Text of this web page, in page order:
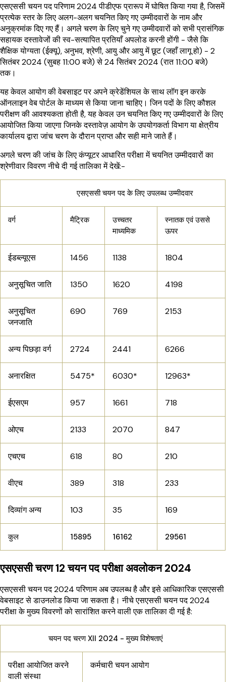
एसएससी चयन पद परिणाम 2024 पीडीएफ प्रारूप में घोषित किया गया है, जिसमें
प्रत्येक स्तर के लिए अलग-अलग चयनित किए गए उम्मीदवारों के नाम और
अनुक्रमांक दिए गए हैं। अगले चरण के लिए चुने गए उम्मीदवारों को सभी प्रासंगिक
सहायक दस्तावेजों की स्व-सत्यापित प्रतियाँ अपलोड करनी होंगी - जैसे कि
शैक्षिक योग्यता (ईक्यू), अनुभव, श्रेणी, आयु और आयु में छूट (जहाँ लागू हो) - 2
सितंबर 2024 (सुबह 11:00 बजे) से 24 सितंबर 2024 (रात 11:00 बजे)
तक।
यह केवल आयोग की वेबसाइट पर अपने क्रेडेंशियल के साथ लॉग इन करके
ऑनलाइन वेब पोर्टल के माध्यम से किया जाना चाहिए। जिन पदों के लिए कौशल
परीक्षण की आवश्यकता होती है, यह केवल उन चयनित किए गए उम्मीदवारों के लिए
आयोजित किया जाएगा जिनके दस्तावेज़ आयोग के उपयोगकर्ता विभाग या क्षेत्रीय
कार्यालय द्वारा जांच चरण के दौरान प्राप्त और सही माने जाते हैं।
अगले चरण की जांच के लिए कंप्यूटर आधारित परीक्षा में चयनित उम्मीदवारों का
श्रेणीवार विवरण नीचे दी गई तालिका में देखें:-
एसएससी चयन पद के लिए उपलब्ध उम्मीदवार
वर्ग मैट्रिक
उच्चतर
माध्यमिक
स्नातक एवं उससे
ऊपर
ईडब्ल्यूएस 1456 1138 1804
अनुसूचित जाति 1350 1620 4198
अनुसूचित
जनजाति
690 769 2153
अन्य पिछड़ा वर्ग 2724 2441 6266
अनारक्षित 5475* 6030* 12963*
ईएसएम 957 1661 718
ओएच 2133 2070 847
एचएच 618 80 210
वीएच 389 318 233
दिव्यांग अन्य 103 35 169
कुल 15895 16162 29561
एसएससी चरण 12 चयन पद परीक्षा अवलोकन 2024
एसएससी चयन पद 2024 परिणाम अब उपलब्ध है और इसे आधिकारिक एसएससी
वेबसाइट से डाउनलोड किया जा सकता है। नीचे एसएससी चयन पद 2024
परीक्षा के मुख्य विवरणों को सारांशित करने वाली एक तालिका दी गई है:
चयन पद चरण XII 2024 - मुख्य विशेषताएं
परीक्षा आयोजित करने
वाली संस्था
कर्मचारी चयन आयोग